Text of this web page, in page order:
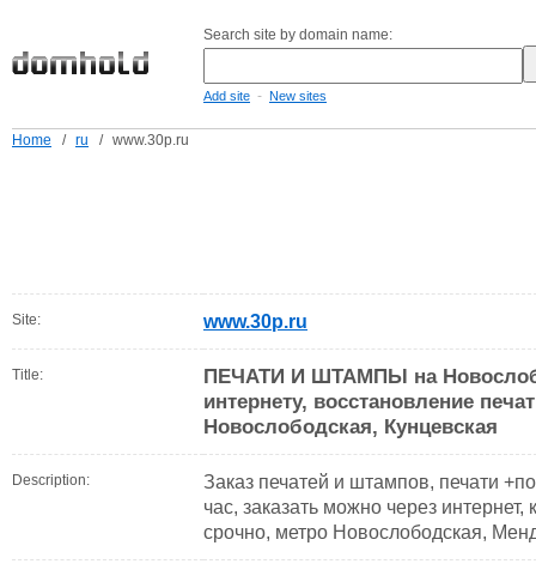
Search site by domain name:
Add site - New sites
Home / ru / www.30p.ru
Site: www.30p.ru
Title:
ПЕЧАТИ И ШТАМПЫ на
интернету, восстановление
Новослободская, Кунцевская
Description:
Заказ печатей и штампов, печати
час, заказать можно через интернет,
срочно, метро Новослободская,